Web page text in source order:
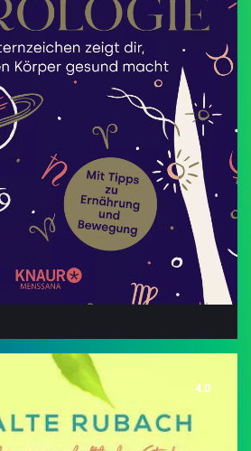
4.0